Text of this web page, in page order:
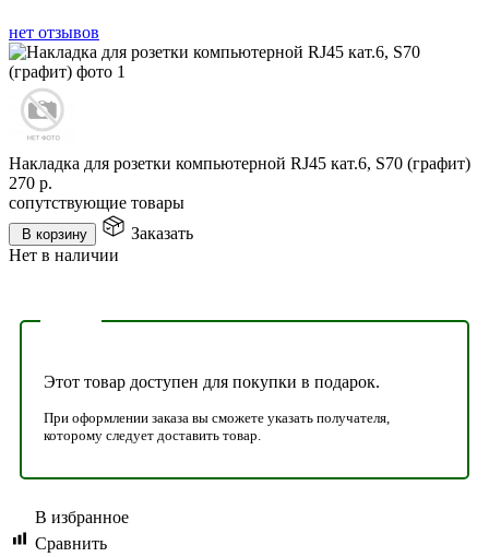
нет отзывов
Накладка для розетки компьютерной RJ45 кат.6, S70 (графит)
270 р.
сопутствующие товары
В корзину
Заказать
Нет в наличии
Этот товар доступен для покупки в подарок.
При оформлении заказа вы сможете указать получателя,
которому следует доставить товар.
В избранное
Сравнить